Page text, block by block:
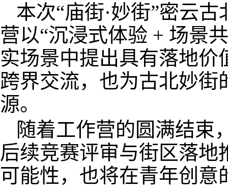
本次“庙街·妙街”密云
营以“沉浸式体验 + 场景
实场景中提出具有落地
跨界交流，也为古北妙
源。
随着工作营的圆满结束
后续竞赛评审与街区落
可能性，也将在青年创意